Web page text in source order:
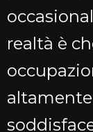
realtà è